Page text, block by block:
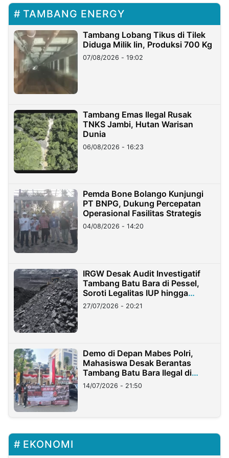
TAMBANG ENERGY
Tambang Lobang Tikus di Tilek
Diduga Milik Iin, Produksi 700 Kg
07/08/2026 - 19:02
Tambang Emas Ilegal Rusak
TNKS Jambi, Hutan Warisan
Dunia
06/08/2026 - 16:23
Pemda Bone Bolango Kunjungi
PT BNPG, Dukung Percepatan
Operasional Fasilitas Strategis
04/08/2026 - 14:20
IRGW Desak Audit Investigatif
Tambang Batu Bara di Pessel,
Soroti Legalitas IUP hingga
Stockpile
27/07/2026 - 20:21
Demo di Depan Mabes Polri,
Mahasiswa Desak Berantas
Tambang Batu Bara Ilegal di
Lampung
14/07/2026 - 21:50
EKONOMI